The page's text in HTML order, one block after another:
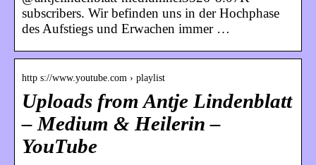
subscribers. Wir befinden uns in der Hochphase
des Aufstiegs und Erwachen immer …
http s://www.youtube.com › playlist
Uploads from Antje Lindenblatt
– Medium & Heilerin –
YouTube